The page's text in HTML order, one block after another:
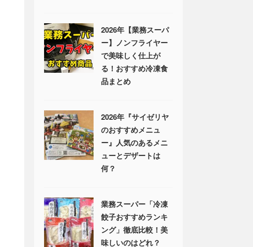
2026年【業務スーパ
ー】ノンフライヤー
で美味しく仕上が
る！おすすめ冷凍食
品まとめ
2026年『サイゼリヤ
のおすすめメニュ
ー』人気のあるメニ
ューとデザートは
何？
業務スーパー「冷凍
餃子おすすめランキ
ング」徹底比較！美
味しいのはどれ？